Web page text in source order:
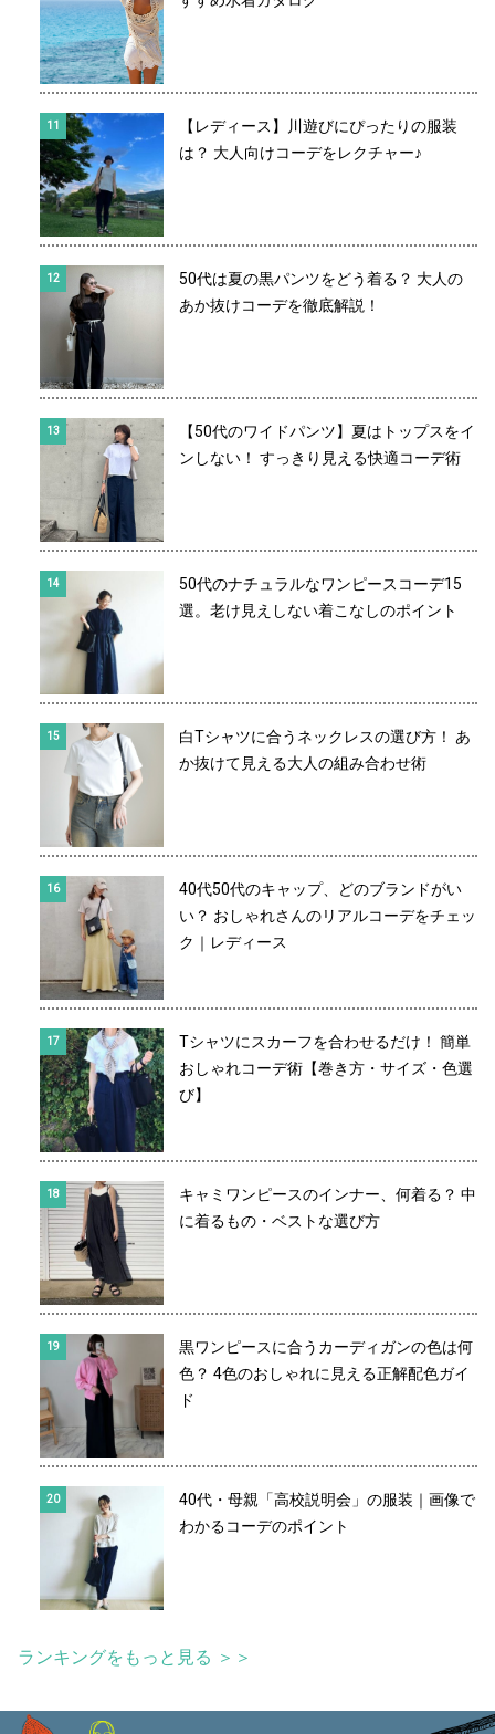
【レディース】川遊びにぴったりの服装
は？ 大人向けコーデをレクチャー♪
50代は夏の黒パンツをどう着る？ 大人の
あか抜けコーデを徹底解説！
【50代のワイドパンツ】夏はトップスをイ
ンしない！ すっきり見える快適コーデ術
50代のナチュラルなワンピースコーデ15
選。老け見えしない着こなしのポイント
白Tシャツに合うネックレスの選び方！ あ
か抜けて見える大人の組み合わせ術
40代50代のキャップ、どのブランドがい
い？ おしゃれさんのリアルコーデをチェッ
ク｜レディース
Tシャツにスカーフを合わせるだけ！ 簡単
おしゃれコーデ術【巻き方・サイズ・色選
び】
キャミワンピースのインナー、何着る？ 中
に着るもの・ベストな選び方
黒ワンピースに合うカーディガンの色は何
色？ 4色のおしゃれに見える正解配色ガイ
ド
40代・母親「高校説明会」の服装｜画像で
わかるコーデのポイント
ランキングをもっと見る ＞＞